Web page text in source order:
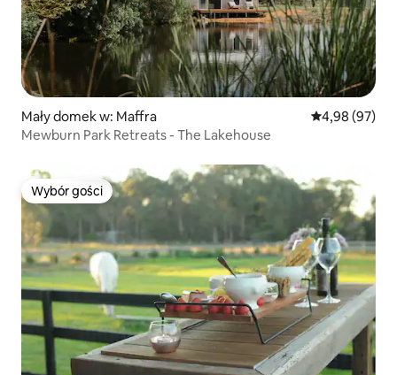
Mały domek w: Maffra Średnia
4,98 (97)
Mewburn Park Retreats - The Lakehouse
Wybór gości
Wybór gości